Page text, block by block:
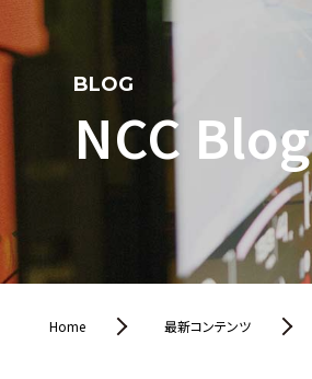
BLOG
NCC Blog
Home 最新コンテンツ